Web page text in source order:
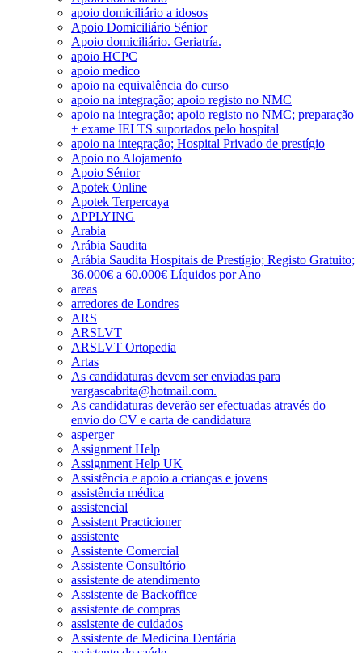
apoio domiciliário a idosos
Apoio Domiciliário Sénior
Apoio domiciliário. Geriatría.
apoio HCPC
apoio medico
apoio na equivalência do curso
apoio na integração; apoio registo no NMC
apoio na integração; apoio registo no NMC; preparação
+ exame IELTS suportados pelo hospital
apoio na integração; Hospital Privado de prestígio
Apoio no Alojamento
Apoio Sénior
Apotek Online
Apotek Terpercaya
APPLYING
Arabia
Arábia Saudita
Arábia Saudita Hospitais de Prestígio; Registo Gratuito;
36.000€ a 60.000€ Líquidos por Ano
areas
arredores de Londres
ARS
ARSLVT
ARSLVT Ortopedia
Artas
As candidaturas devem ser enviadas para
vargascabrita@hotmail.com.
As candidaturas deverão ser efectuadas através do
envio do CV e carta de candidatura
asperger
Assignment Help
Assignment Help UK
Assistência e apoio a crianças e jovens
assistência médica
assistencial
Assistent Practicioner
assistente
Assistente Comercial
Assistente Consultório
assistente de atendimento
Assistente de Backoffice
assistente de compras
assistente de cuidados
Assistente de Medicina Dentária